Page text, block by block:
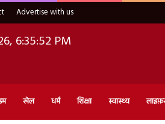
Advertise with us
6:35:54 PM
खेल धर्म शिक्षा स्वास्थ्य